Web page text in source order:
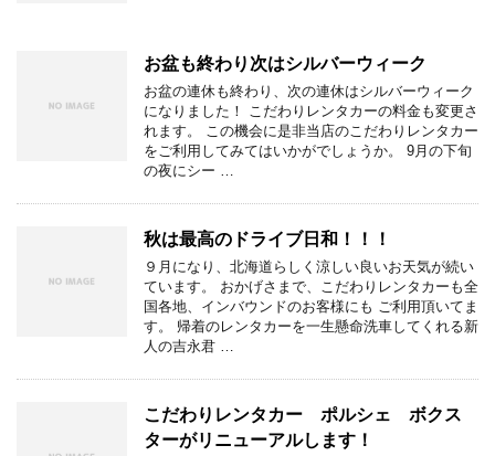
お盆も終わり次はシルバーウィーク
お盆の連休も終わり、次の連休はシルバーウィーク
になりました！ こだわりレンタカーの料金も変更さ
れます。 この機会に是非当店のこだわりレンタカー
をご利用してみてはいかがでしょうか。 9月の下旬
の夜にシー …
秋は最高のドライブ日和！！！
９月になり、北海道らしく涼しい良いお天気が続い
ています。 おかげさまで、こだわりレンタカーも全
国各地、インバウンドのお客様にも ご利用頂いてま
す。 帰着のレンタカーを一生懸命洗車してくれる新
人の吉永君 …
こだわりレンタカー ポルシェ ボクス
ターがリニューアルします！